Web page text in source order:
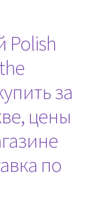
Polish
за
цены
по